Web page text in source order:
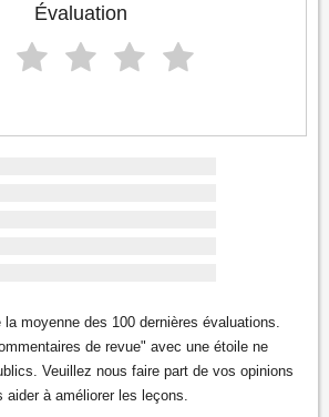
Évaluation
moyenne des 100 dernières évaluations.
de revue" avec une étoile ne
Veuillez nous faire part de vos opinions
aider à améliorer les leçons.